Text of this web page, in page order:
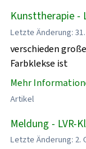
Kunsttherapie -
Letzte Änderung:
verschieden
Farbklekse ist
Mehr
Artikel
Meldung - LVR-
Letzte Änderung: 2.